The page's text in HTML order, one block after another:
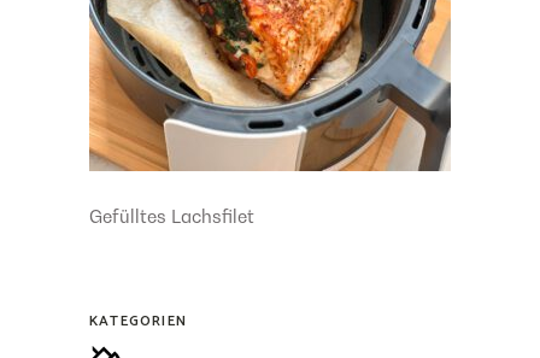
Gefülltes Lachsfilet
KATEGORIEN